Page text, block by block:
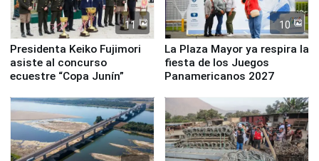
11
Presidenta Keiko Fujimori
asiste al concurso
ecuestre “Copa Junín”
10
La Plaza Mayor ya respira la
fiesta de los Juegos
Panamericanos 2027